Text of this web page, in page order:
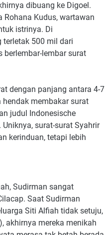
dibuang ke Digoel.
Rohana Kudus, wartawan
istrinya. Di
terletak 500 mil dari
berlembar-lembar surat
dengan panjang antara 4-7
membakar surat
judul Indonesische
surat-surat Syahrir
kerinduan, tetapi lebih
Sudirman sangat
Saat Sudirman
Siti Alfiah tidak setuju,
akhirnya mereka menikah